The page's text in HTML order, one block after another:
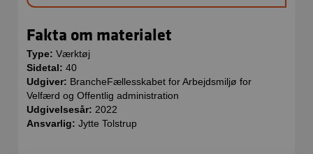
Fakta om materialet
Type: Værktøj
Sidetal: 40
Udgiver: BrancheFællesskabet for Arbejdsmiljø for
Velfærd og Offentlig administration
Udgivelsesår: 2022
Ansvarlig: Jytte Tolstrup